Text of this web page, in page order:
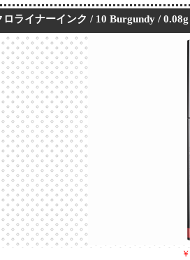
ロライナーインク / 10 Burgundy / 0.08g